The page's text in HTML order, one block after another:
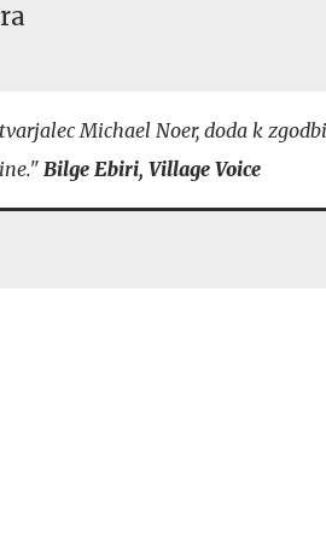
Michael Noer, doda k
Bilge Ebiri, Village Voice